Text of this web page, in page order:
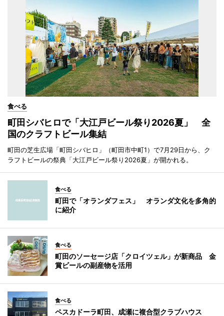
食べる
町田シバヒロで「大江戸ビール祭り2026夏」 全
国のクラフトビール集結
町田の芝生広場「町田シバヒロ」（町田市中町1）で7月29日から、ク
ラフトビールの祭典「大江戸ビール祭り2026夏」が開かれる。
食べる
町田で「オランダフェス」 オランダ文化を多角的
に紹介
食べる
町田のソーセージ店「クロイツェル」が新商品 金
賞ビールの副産物を活用
食べる
ペスカドーラ町田、成瀬に複合型クラブハウス